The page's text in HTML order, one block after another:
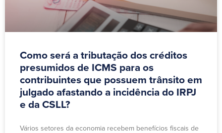
Como será a tributação dos créditos
presumidos de ICMS para os
contribuintes que possuem trânsito em
julgado afastando a incidência do IRPJ
e da CSLL?
Vários setores da economia recebem benefícios fiscais de